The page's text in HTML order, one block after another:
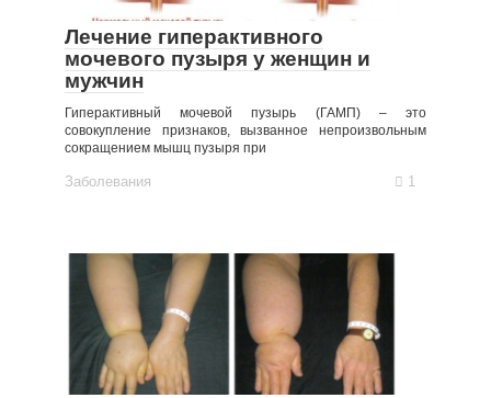
Лечение гиперактивного
мочевого пузыря у женщин и
мужчин
Гиперактивный мочевой пузырь (ГАМП) – это
совокупление признаков, вызванное непроизвольным
сокращением мышц пузыря при
Заболевания 1